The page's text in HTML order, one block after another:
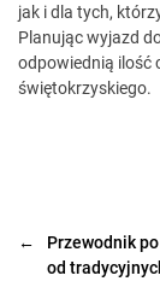
jak i dla tych,
Planując wyjazd
odpowiednią ilość
świętokrzyskiego.
←
Przewodnik
od